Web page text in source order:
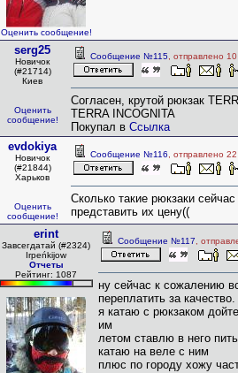
Оценить сообщение!
serg25
Новичок
(#21714)
Киев
Оценить
сообщение!
Сообщение №115 , отправлено
Согласен, крутой рюкзак
TERRA INCOGNITA
Покупал в Ссылка
evdokiya
Новичок
(#21844)
Харьков
Оценить
сообщение!
Сообщение №116 , отправлено
Сколько такие рюкзаки
представить их цену((
erint
Завсегдатай (#2324)
Irpeńkijow
Отчеты
Рейтинг: 1087
Сообщение №117 ,
ну сейчас к сожалению
переплатить за качество.
я катаю с рюкзаком
им
летом ставлю в него
катаю на веле с ним
плюс по городу хожу